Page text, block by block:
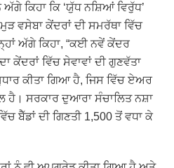
ਕਿਹਾ ਕਿ ‘ਯੁੱਧ ਨਸ਼ਿਆਂ ਵਿਰੁੱਧ’
ਵਸੇਬਾ ਕੇਂਦਰਾਂ ਦੀ ਸਮਰੱਥਾ ਵਿੱਚ
ਅੱਗੇ ਕਿਹਾ, “ਕਈ ਨਵੇਂ ਕੇਂਦਰ
ਕੇਂਦਰਾਂ ਵਿੱਚ ਸੇਵਾਵਾਂ ਦੀ ਗੁਣਵੱਤਾ
ਕੀਤਾ ਗਿਆ ਹੈ, ਜਿਸ ਵਿੱਚ ਏਅਰ
ਹੈ। ਸਰਕਾਰ ਦੁਆਰਾ ਸੰਚਾਲਿਤ ਨਸ਼ਾ
ਬੈੱਡਾਂ ਦੀ ਗਿਣਤੀ 1,500 ਤੋਂ ਵਧਾ ਕੇ